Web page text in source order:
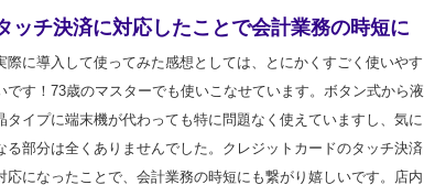
ッチ決済に対応したことで会計業務の時短に
際に導入して使ってみた感想としては、とにかくすごく使いやす
です！73歳のマスターでも使いこなせています。ボタン式から液
タイプに端末機が代わっても特に問題なく使えていますし、気に
る部分は全くありませんでした。クレジットカードのタッチ決済
応になったことで、会計業務の時短にも繋がり嬉しいです。店内